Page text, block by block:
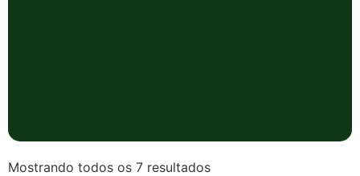
Mostrando todos os 7 resultados